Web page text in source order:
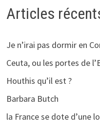
Articles
Je n’irai pas dormir en
Ceuta, ou les portes de
Houthis qu’il est ?
Barbara Butch
la France se dote d’une